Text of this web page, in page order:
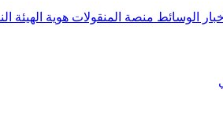
الوسائط منصة المنقولات هوية الهيئة